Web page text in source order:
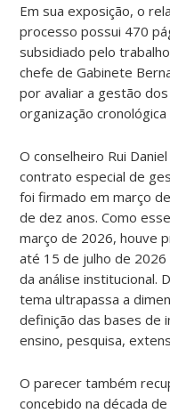
Em sua exposição, o
processo possui 470
subsidiado pelo
chefe de Gabinete
por avaliar a gestão
organização
O conselheiro Rui
contrato especial de
foi firmado em março
de dez anos. Como
março de 2026, houve
até 15 de julho de
da análise institucional.
tema ultrapassa a
definição das bases de
ensino, pesquisa,
O parecer também
concebido na década